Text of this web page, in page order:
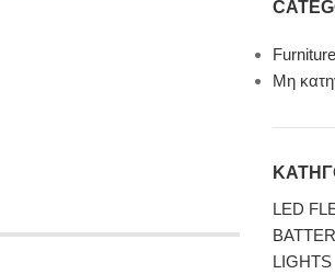
Furniture
Μη
LED
LIGHTS